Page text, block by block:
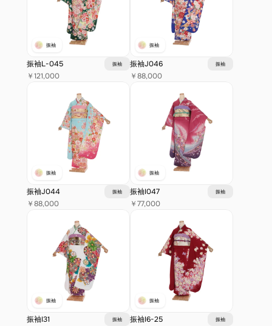
振袖
振袖L-045 振袖
￥121,000
振袖
振袖J046 振袖
￥88,000
振袖
振袖J044 振袖
￥88,000
振袖
振袖I047 振袖
￥77,000
振袖
振袖I31 振袖
振袖
振袖I6-25 振袖